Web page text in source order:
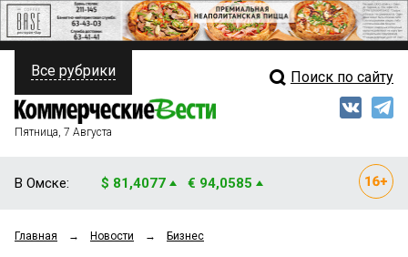
ПОЛИТИКА
ФИНАНСЫ
ОБЩЕСТВО
Свежий выпуск
Все рубрики Поиск по сайту
Пятница, 7 Августа
В Омске: $ 81,4077 € 94,0585
Главная → Новости → Бизнес